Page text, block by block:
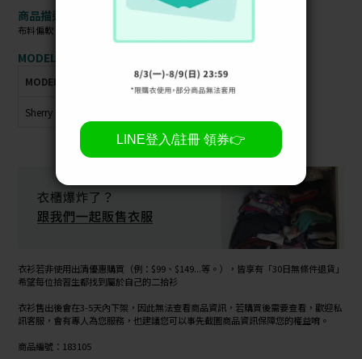
商品描述：
布料偏軟 / 材質偏薄 / 布料無彈性 /
MODEL資訊：
MODEL 體重 肩寬 胸圍
Sherry
衣衫若非使用出清優惠購買（例：$99、$149...等。），皆享有「30日無條件退貨」
希望每位拾習生都找到屬於自己的二拾衫
衣衫售出後會在3-5天內下架，因此無法查看商品資訊，若購買後需要查看，歡迎私
訊客服，會有專人為您服務，也建議您可以事先截圖商品資訊保障您的權益唷。
商品編號：183105